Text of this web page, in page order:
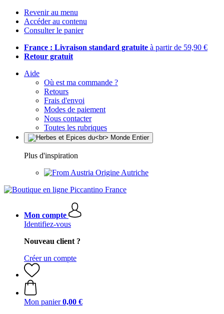
Revenir au menu
Accéder au contenu
Consulter le panier
France : Livraison standard gratuite à partir de 59,90 €
Retour gratuit
Aide
Où est ma commande ?
Retours
Frais d'envoi
Modes de paiement
Nous contacter
Toutes les rubriques
Plus d'inspiration
Origine Autriche
Mon compte
Identifiez-vous
Nouveau client ?
Créer un compte
Mon panier 0,00 €